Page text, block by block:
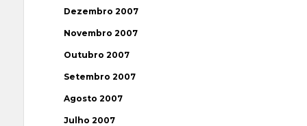
Dezembro 2007
Novembro 2007
Outubro 2007
Setembro 2007
Agosto 2007
Julho 2007